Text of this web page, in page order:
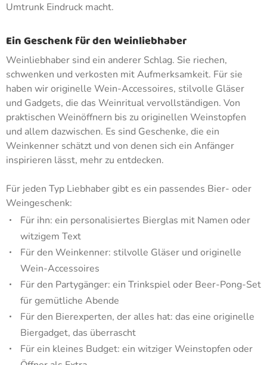
Umtrunk Eindruck macht.
Ein Geschenk für den Weinliebhaber
Weinliebhaber sind ein anderer Schlag. Sie riechen,
schwenken und verkosten mit Aufmerksamkeit. Für sie
haben wir originelle Wein-Accessoires, stilvolle Gläser
und Gadgets, die das Weinritual vervollständigen. Von
praktischen Weinöffnern bis zu originellen Weinstopfen
und allem dazwischen. Es sind Geschenke, die ein
Weinkenner schätzt und von denen sich ein Anfänger
inspirieren lässt, mehr zu entdecken.
Für jeden Typ Liebhaber gibt es ein passendes Bier- oder
Weingeschenk:
Für ihn: ein personalisiertes Bierglas mit Namen oder
witzigem Text
Für den Weinkenner: stilvolle Gläser und originelle
Wein-Accessoires
Für den Partygänger: ein Trinkspiel oder Beer-Pong-Set
für gemütliche Abende
Für den Bierexperten, der alles hat: das eine originelle
Biergadget, das überrascht
Für ein kleines Budget: ein witziger Weinstopfen oder